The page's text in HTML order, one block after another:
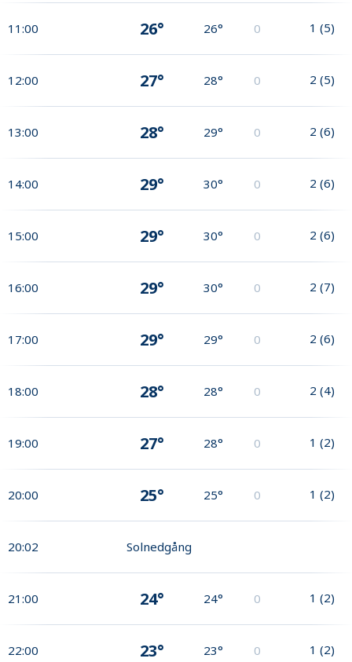
11:00 26° 26° 0 1 (5)
12:00 27° 28° 0 2 (5)
13:00 28° 29° 0 2 (6)
14:00 29° 30° 0 2 (6)
15:00 29° 30° 0 2 (6)
16:00 29° 30° 0 2 (7)
17:00 29° 29° 0 2 (6)
18:00 28° 28° 0 2 (4)
19:00 27° 28° 0 1 (2)
20:00 25° 25° 0 1 (2)
20:02 Solnedgång
21:00 24° 24° 0 1 (2)
22:00 23° 23° 0 1 (2)